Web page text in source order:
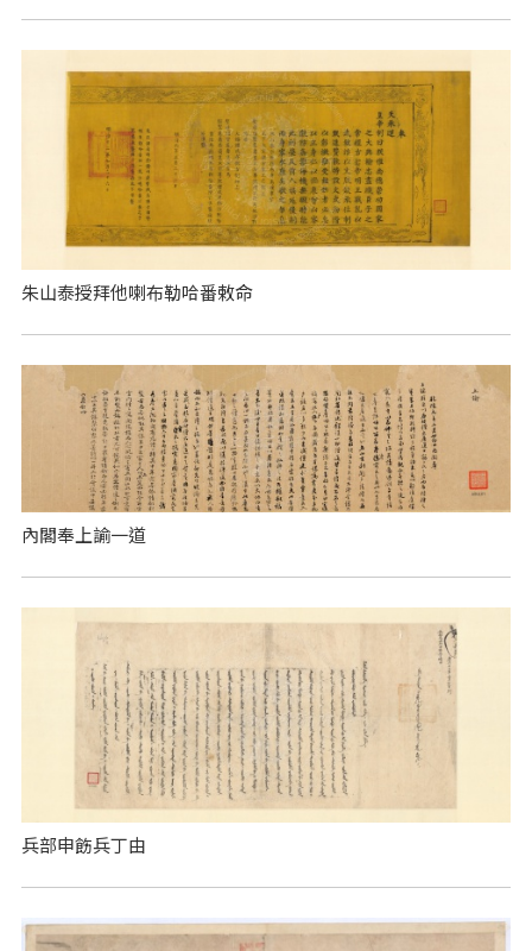
朱山泰授拜他喇布勒哈番敕命
內閣奉上諭一道
兵部申飭兵丁由